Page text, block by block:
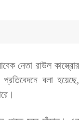
নেতা রাউল কাস্ত্রোর
বলা হয়েছে,